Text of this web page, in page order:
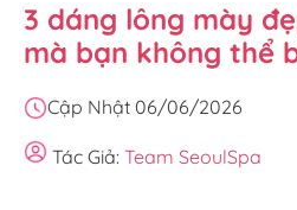
3 dáng lông mày
mà bạn không thể
Cập Nhật 06/06/2026
Tác Giả: Team SeoulSpa